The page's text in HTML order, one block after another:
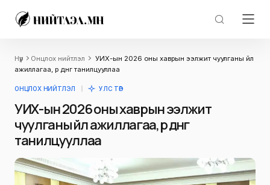
Нүүр Онцлох нийтлэл
УИХ-ын 2026 оны хаврын ээлжит чуулганы үйл
ажиллагаа, үр дүнг танилцууллаа
ОНЦЛОХ НИЙТЛЭЛ УЛС ТӨР
УИХ-ын 2026 оны хаврын ээлжит
чуулганы үйл ажиллагаа, үр дүнг
танилцууллаа